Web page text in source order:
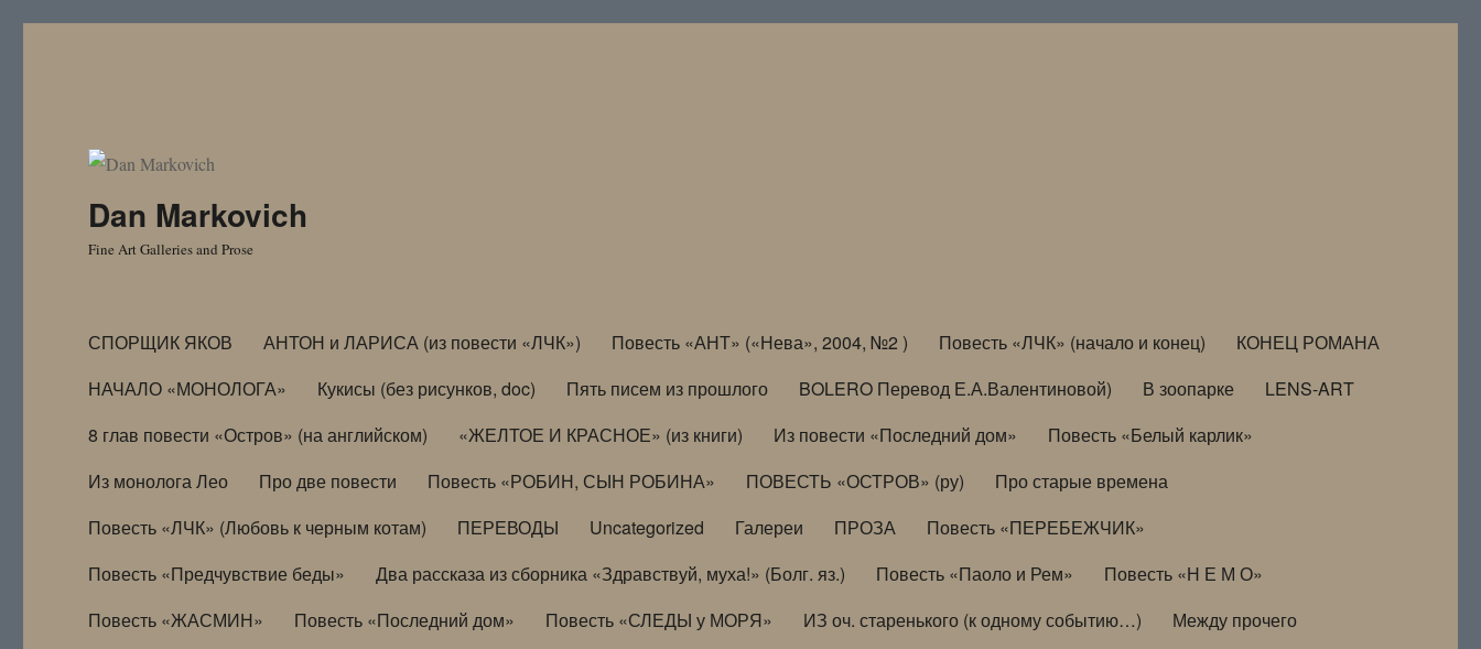
Dan Markovich
Fine Art Galleries and Prose
СПОРЩИК ЯКОВ АНТОН и ЛАРИСА (из повести «ЛЧК») Повесть «АНТ» («Нева», 2004, №2 ) Повесть «ЛЧК» (начало и конец)
КОНЕЦ РОМАНА
НАЧАЛО «МОНОЛОГА»
Кукисы (без рисунков, doc) Пять писем из прошлого BOLERO Перевод Е.А.Валентиновой) В зоопарке
LENS-ART
8 глав повести «Остров» (на английском)
«ЖЕЛТОЕ И КРАСНОЕ» (из книги) Из повести «Последний дом»
Повесть «Белый карлик»
Из монолога Лео
Про две повести Повесть «РОБИН, СЫН РОБИНА» ПОВЕСТЬ «ОСТРОВ» (ру)
Про старые времена
Повесть «ЛЧК» (Любовь к черным котам)
ПЕРЕВОДЫ Uncategorized Галереи ПРОЗА
Повесть «ПЕРЕБЕЖЧИК»
Повесть «Предчувствие беды»
Два рассказа из сборника «Здравствуй, муха!» (Болг. яз.) Повесть «Паоло и Рем»
Повесть «Н Е М О»
Повесть «ЖАСМИН»
Повесть «Последний дом» Повесть «СЛЕДЫ у МОРЯ» ИЗ оч. старенького (к одному событию…)
Между прочего